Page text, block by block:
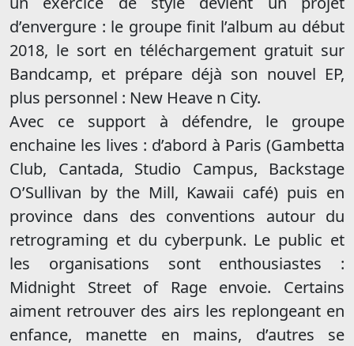
d’envergure : le groupe finit l’album au début
2018, le sort en téléchargement gratuit sur
Bandcamp, et prépare déjà son nouvel EP,
plus personnel : New Heave n City.
Avec ce support à défendre, le groupe
enchaine les lives : d’abord à Paris (Gambetta
Club, Cantada, Studio Campus, Backstage
O’Sullivan by the Mill, Kawaii café) puis en
province dans des conventions autour du
retrograming et du cyberpunk. Le public et
les organisations sont enthousiastes :
Midnight Street of Rage envoie. Certains
aiment retrouver des airs les replongeant en
enfance, manette en mains, d’autres se